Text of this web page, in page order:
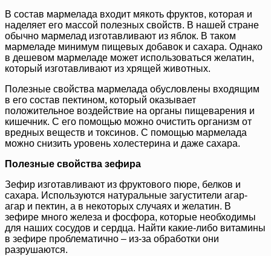
В состав мармелада входит мякоть фруктов, которая и
наделяет его массой полезных свойств. В нашей стране
обычно мармелад изготавливают из яблок. В таком
мармеладе минимум пищевых добавок и сахара. Однако
в дешевом мармеладе может использоваться желатин,
который изготавливают из хрящей животных.
Полезные свойства мармелада обусловлены входящим
в его состав пектином, который оказывает
положительное воздействие на органы пищеварения и
кишечник. С его помощью можно очистить организм от
вредных веществ и токсинов. С помощью мармелада
можно снизить уровень холестерина и даже сахара.
Полезные свойства зефира
Зефир изготавливают из фруктового пюре, белков и
сахара. Используются натуральные загустители агар-
агар и пектин, а в некоторых случаях и желатин. В
зефире много железа и фосфора, которые необходимы
для наших сосудов и сердца. Найти какие-либо витамины
в зефире проблематично – из-за обработки они
разрушаются.